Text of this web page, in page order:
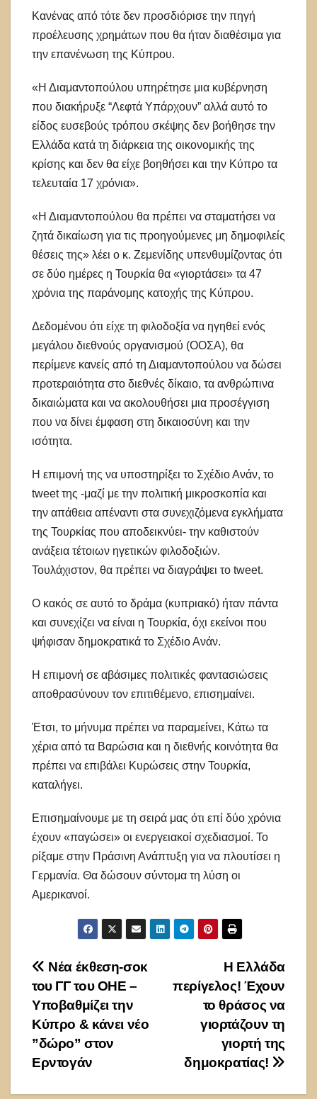
Κανένας από τότε δεν προσδιόρισε την πηγή
προέλευσης χρημάτων που θα ήταν διαθέσιμα για
την επανένωση της Κύπρου.
«Η Διαμαντοπούλου υπηρέτησε μια κυβέρνηση
που διακήρυξε “Λεφτά Υπάρχουν” αλλά αυτό το
είδος ευσεβούς τρόπου σκέψης δεν βοήθησε την
Ελλάδα κατά τη διάρκεια της οικονομικής της
κρίσης και δεν θα είχε βοηθήσει και την Κύπρο τα
τελευταία 17 χρόνια».
«Η Διαμαντοπούλου θα πρέπει να σταματήσει να
ζητά δικαίωση για τις προηγούμενες μη δημοφιλείς
θέσεις της» λέει ο κ. Ζεμενίδης υπενθυμίζοντας ότι
σε δύο ημέρες η Τουρκία θα «γιορτάσει» τα 47
χρόνια της παράνομης κατοχής της Κύπρου.
Δεδομένου ότι είχε τη φιλοδοξία να ηγηθεί ενός
μεγάλου διεθνούς οργανισμού (ΟΟΣΑ), θα
περίμενε κανείς από τη Διαμαντοπούλου να δώσει
προτεραιότητα στο διεθνές δίκαιο, τα ανθρώπινα
δικαιώματα και να ακολουθήσει μια προσέγγιση
που να δίνει έμφαση στη δικαιοσύνη και την
ισότητα.
Η επιμονή της να υποστηρίξει το Σχέδιο Ανάν, το
tweet της -μαζί με την πολιτική μικροσκοπία και
την απάθεια απέναντι στα συνεχιζόμενα εγκλήματα
της Τουρκίας που αποδεικνύει- την καθιστούν
ανάξεια τέτοιων ηγετικών φιλοδοξιών.
Τουλάχιστον, θα πρέπει να διαγράψει το tweet.
Ο κακός σε αυτό το δράμα (κυπριακό) ήταν πάντα
και συνεχίζει να είναι η Τουρκία, όχι εκείνοι που
ψήφισαν δημοκρατικά το Σχέδιο Ανάν.
Η επιμονή σε αβάσιμες πολιτικές φαντασιώσεις
αποθρασύνουν τον επιτιθέμενο, επισημαίνει.
Έτσι, το μήνυμα πρέπει να παραμείνει, Κάτω τα
χέρια από τα Βαρώσια και η διεθνής κοινότητα θα
πρέπει να επιβάλει Κυρώσεις στην Τουρκία,
καταλήγει.
Επισημαίνουμε με τη σειρά μας ότι επί δύο χρόνια
έχουν «παγώσει» οι ενεργειακοί σχεδιασμοί. Το
ρίξαμε στην Πράσινη Ανάπτυξη για να πλουτίσει η
Γερμανία. Θα δώσουν σύντομα τη λύση οι
Αμερικανοί.
Πλοήγηση
άρθρων
Η Ελλάδα
περίγελος! Έχουν
το θράσος να
γιορτάζουν τη
γιορτή της
δημοκρατίας!
Νέα έκθεση-σοκ
του ΓΓ του ΟΗΕ –
Υποβαθμίζει την
Κύπρο & κάνει νέο
”δώρο” στον
Ερντογάν